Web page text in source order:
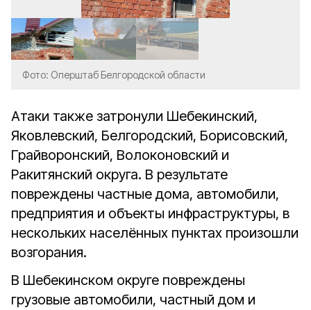
Фото: Оперштаб Белгородской области
Атаки также затронули Шебекинский,
Яковлевский, Белгородский, Борисовский,
Грайворонский, Волоконовский и
Ракитянский округа. В результате
повреждены частные дома, автомобили,
предприятия и объекты инфраструктуры, в
нескольких населённых пунктах произошли
возгорания.
В Шебекинском округе повреждены
грузовые автомобили, частный дом и